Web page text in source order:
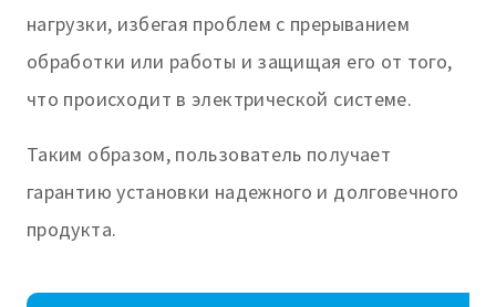
нагрузки, избегая проблем с прерыванием
обработки или работы и защищая его от того,
что происходит в электрической системе.
Таким образом, пользователь получает
гарантию установки надежного и долговечного
продукта.